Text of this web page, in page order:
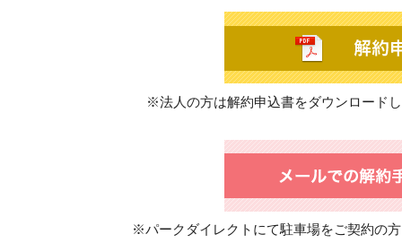
※法人の方は解約申込書をダウンロード
※パークダイレクトにて駐車場をご契約の